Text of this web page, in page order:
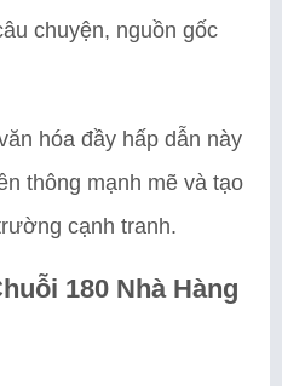
chuyện, nguồn gốc
hóa đầy hấp dẫn này
thông mạnh mẽ và tạo
cạnh tranh.
180 Nhà Hàng